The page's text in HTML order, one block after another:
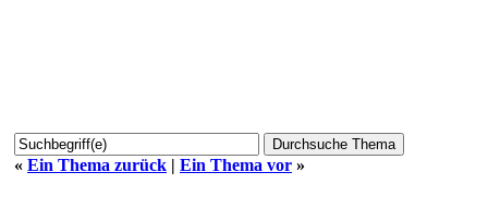
« Ein Thema zurück | Ein Thema vor »